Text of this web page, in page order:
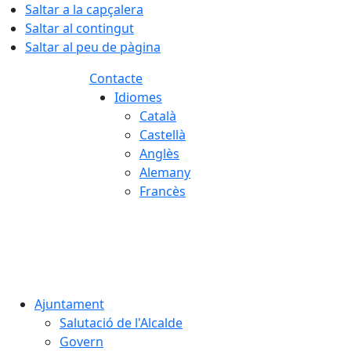
Saltar a la capçalera
Saltar al contingut
Saltar al peu de pàgina
Contacte
Idiomes
Català
Castellà
Anglès
Alemany
Francès
Ajuntament
Salutació de l'Alcalde
Govern